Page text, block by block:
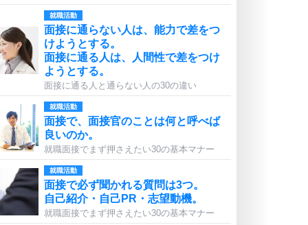
就職活動
面接に通らない人は、能力で差をつ
けようとする。
面接に通る人は、人間性で差をつけ
ようとする。
面接に通る人と通らない人の30の違い
就職活動
面接で、面接官のことは何と呼べば
良いのか。
就職面接でまず押さえたい30の基本マナー
就職活動
面接で必ず聞かれる質問は3つ。
自己紹介・自己PR・志望動機。
就職面接でまず押さえたい30の基本マナー